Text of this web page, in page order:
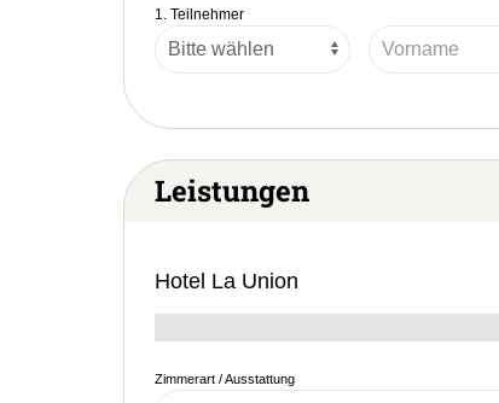
1. Teilnehmer
Leistungen
Hotel La Union
Zimmerart / Ausstattung